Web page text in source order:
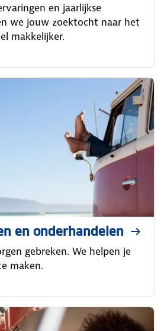
en jaarlijkse
we jouw zoektocht naar het
makkelijker.
en onderhandelen
gebreken. We helpen je
maken.